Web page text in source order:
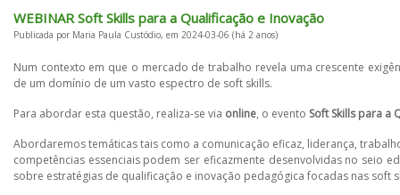
WEBINAR Soft Skills para a Qualificação e Inovação
Publicada por Maria Paula Custódio, em 2024-03-06 (há 2 anos)
Num contexto em que o mercado de trabalho revela uma crescente
de um domínio de um vasto espectro de soft skills.
Para abordar esta questão, realiza-se via online, o evento Soft Skills para a
Abordaremos temáticas tais como a comunicação eficaz, liderança,
competências essenciais podem ser eficazmente desenvolvidas no seio
sobre estratégias de qualificação e inovação pedagógica focadas nas